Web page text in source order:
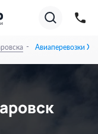
Супер тарифы на
✕
- Авиаперевозки